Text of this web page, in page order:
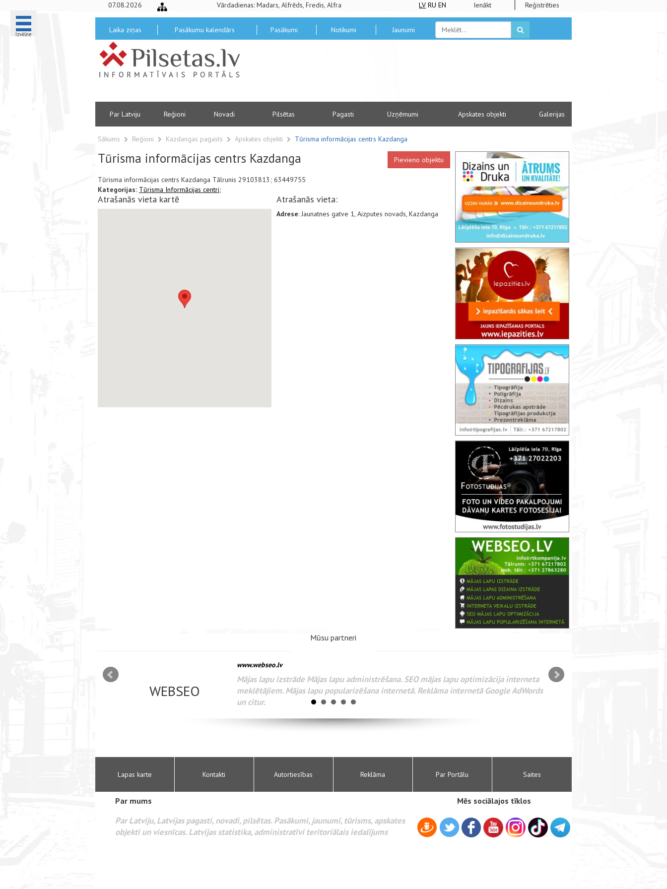
Izvēlne
07.08.2026 Vārdadienas: Madars, Alfrēds, Fredis, Alfra LV RU EN Ienākt Reģistrēties
Laika ziņas Pasākumu kalendārs Pasākumi Notikumi Jaunumi
Par Latviju Reģioni Novadi Pilsētas Pagasti Uzņēmumi Apskates objekti Galerijas
Sākums Reģioni Kazdangas pagasts Apskates objekti Tūrisma informācijas centrs Kazdanga
Tūrisma informācijas centrs Kazdanga Pievieno objektu
Tūrisma informācijas centrs Kazdanga Tālrunis 29103813; 63449755
Kategorijas: Tūrisma Informācijas centri;
Atrašanās vieta kartē Atrašanās vieta:
Adrese: Jaunatnes gatve 1, Aizputes novads, Kazdanga
Mūsu partneri
SEO mājas lapu optimizācija interneta
internetā. Reklāma internetā Google AdWords
WEBSEO
Разработка веб-сайтов Администрирование веб-сайтов. SEO оптимизация сайта для
поисковых систем интернета. Раскрутка веб-сайтов. Реклама в интернете Google
AdWords и другое.
Lapas karte Kontakti Autortiesības Reklāma Par Portālu Saites
Par mums
Par Latviju, Latvijas pagasti, novadi, pilsētas. Pasākumi, jaunumi, tūrisms, apskates
objekti un viesnīcas. Latvijas statistika, administratīvi teritoriālais iedalījums
Mēs sociālajos tīklos